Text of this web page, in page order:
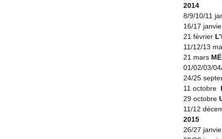
Marie-
«MOMIX*,
C’est une
Une
Qui aurait
matières
toute la
2014
8/9/10/11
16/17
21 février
11/12/13
21 mars
01/02/03/
24/25
11 octobre
29 octobre
11/12
2015
26/27